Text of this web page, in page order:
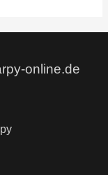
online.de